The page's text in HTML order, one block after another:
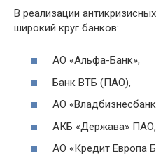
В реализации
широкий круг банков:
АО «Альфа-Банк»,
Банк ВТБ (ПАО),
АО
АКБ «Держава» ПАО,
АО «Кредит Европа